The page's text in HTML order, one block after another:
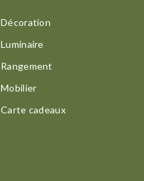
Décoration
Luminaire
Rangement
Mobilier
Carte cadeaux